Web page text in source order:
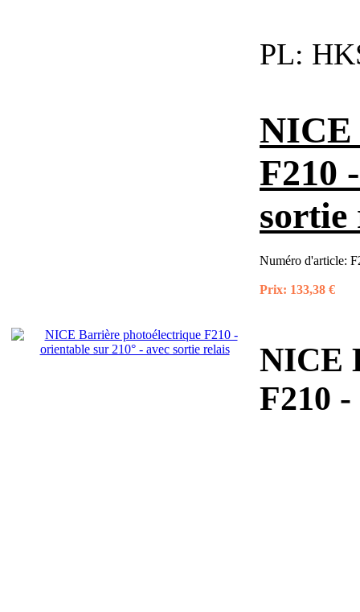
PL:
NICE
F210
sortie
Numéro d'article:
Prix: 133,38 €
NICE
F210